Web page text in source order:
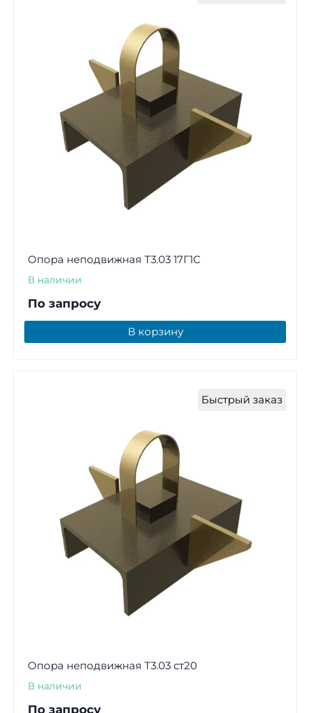
Опора неподвижная Т3.03 17Г1С
В наличии
По запросу
В корзину
Быстрый заказ
Опора неподвижная Т3.03 ст20
В наличии
По запросу